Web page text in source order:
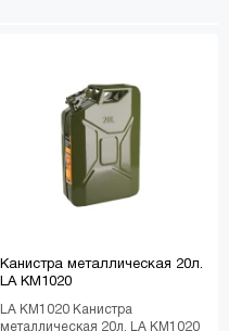
Канистра металлическая 20л.
LA KM1020
LA KM1020 Канистра
металлическая 20л. LA KM1020